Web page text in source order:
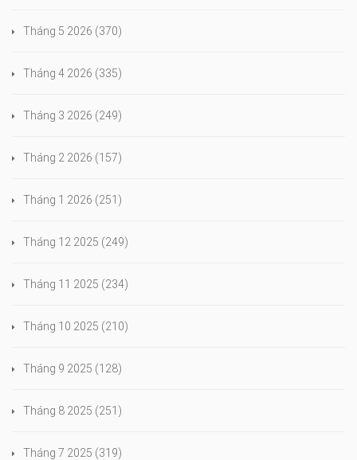
Tháng 5 2026 (370)
Tháng 4 2026 (335)
Tháng 3 2026 (249)
Tháng 2 2026 (157)
Tháng 1 2026 (251)
Tháng 12 2025 (249)
Tháng 11 2025 (234)
Tháng 10 2025 (210)
Tháng 9 2025 (128)
Tháng 8 2025 (251)
Tháng 7 2025 (319)